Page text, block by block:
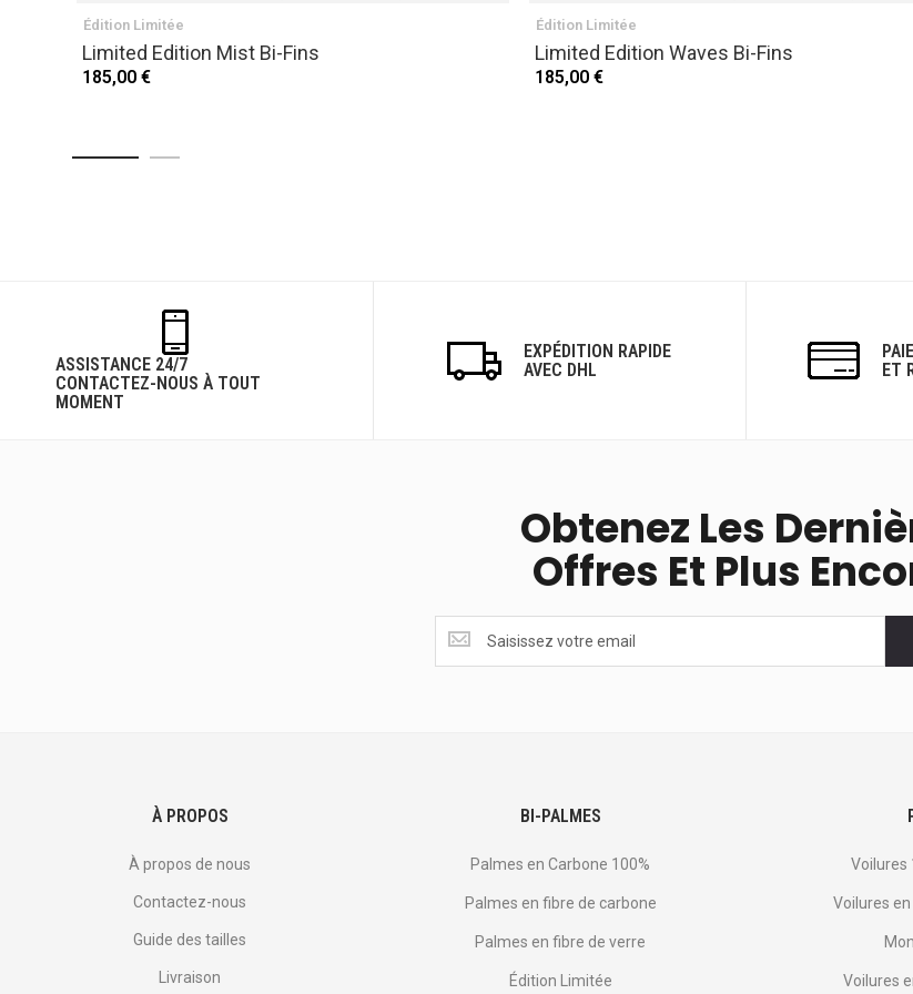
Édition Limitée
Limited Edition Mist Bi-Fins
185,00 €
Édition Limitée
Limited Edition Waves Bi-Fins
185,00 €
ASSISTANCE 24/7
CONTACTEZ-NOUS À TOUT
MOMENT
EXPÉDITION RAPIDE
AVEC DHL
ET
Obtenez Les
Offres Et Plus
les
dernières
À PROPOS
À propos de nous
Contactez-nous
Guide des tailles
Livraison
BI-PALMES
Palmes en Carbone 100%
Palmes en fibre de carbone
Palmes en fibre de verre
Édition Limitée
Voilures
Voilures
Voilures